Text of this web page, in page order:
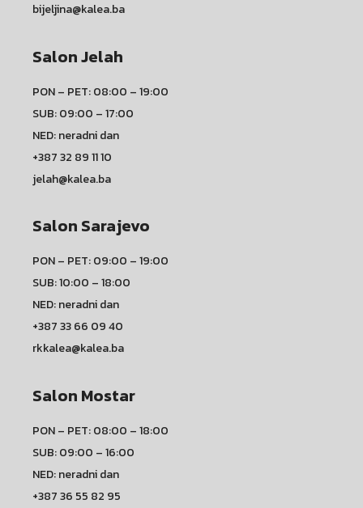
bijeljina@kalea.ba
Salon Jelah
PON – PET: 08:00 – 19:00
SUB: 09:00 – 17:00
NED: neradni dan
+387 32 89 11 10
jelah@kalea.ba
Salon Sarajevo
PON – PET: 09:00 – 19:00
SUB: 10:00 – 18:00
NED: neradni dan
+387 33 66 09 40
rkkalea@kalea.ba
Salon Mostar
PON – PET: 08:00 – 18:00
SUB: 09:00 – 16:00
NED: neradni dan
+387 36 55 82 95